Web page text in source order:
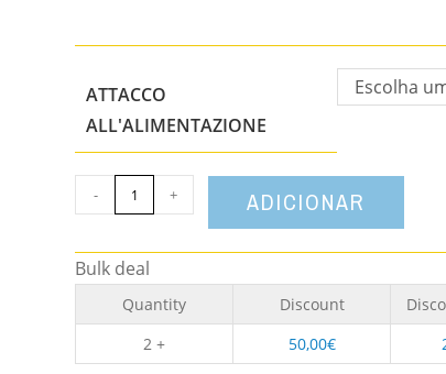
ATTACCO
ALL'ALIMENTAZIONE
Escolha
- + ADICIONAR
Bulk deal
Quantity Discount
2 +
50,00€